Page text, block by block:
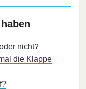
nicht?
die Klappe